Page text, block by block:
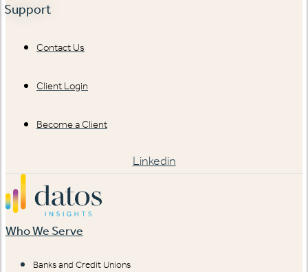
Support
Contact Us
Client Login
Become a Client
Linkedin
Who We Serve
Banks and Credit Unions